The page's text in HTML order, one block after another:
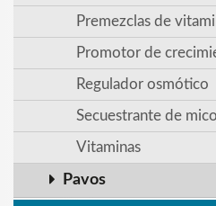
Premezclas de
Promotor de
Regulador osmótico
Secuestrante de
Vitaminas
Pavos